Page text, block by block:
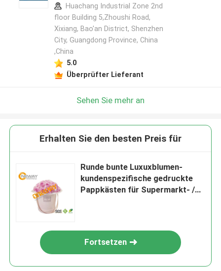
Huachang Industrial Zone 2nd
floor Building 5,Zhoushi Road,
Xixiang, Bao'an District, Shenzhen
City, Guangdong Province, China
,China
5.0
Überprüfter Lieferant
Sehen Sie mehr an
Erhalten Sie den besten Preis für
Runde bunte Luxuxblumen-
kundenspezifische gedruckte
Pappkästen für Supermarkt- /
Fortsetzen